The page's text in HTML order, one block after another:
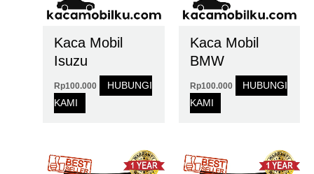
Kaca Mobil
Isuzu
Rp100.000
HUBUNGI
KAMI
Kaca Mobil
BMW
Rp100.000
HUBUNGI
KAMI